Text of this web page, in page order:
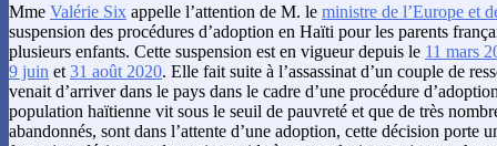
Mme Valérie Six appelle l’attention de M. le ministre de l’Europe et
suspension des procédures d’adoption en Haïti pour les parents
plusieurs enfants. Cette suspension est en vigueur depuis le 11 mars
9 juin et 31 août 2020. Elle fait suite à l’assassinat d’un couple de
venait d’arriver dans le pays dans le cadre d’une procédure
population haïtienne vit sous le seuil de pauvreté et que de très
abandonnés, sont dans l’attente d’une adoption, cette décision porte